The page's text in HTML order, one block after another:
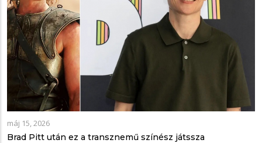
máj 15, 2026
Brad Pitt után ez a transznemű színész játssza